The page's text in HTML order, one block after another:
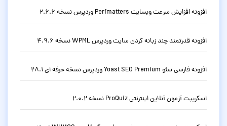
افزونه افزایش سرعت وبسایت Perfmatters وردپرس نسخه 2.6.6
افزونه قدرتمند چند زبانه کردن سایت وردپرس WPML نسخه 4.9.6
افزونه فارسی سئو Yoast SEO Premium وردپرس نسخه حرفه ای 28.1
اسکریپت آزمون آنلاین اینترنتی ProQuiz نسخه 2.0.2